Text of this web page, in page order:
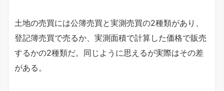
土地の売買には公簿売買と実測売買の2種類があり、
登記簿売買で売るか、実測面積で計算した価格で販売
するかの2種類だ。同じように思えるが実際はその差
がある。